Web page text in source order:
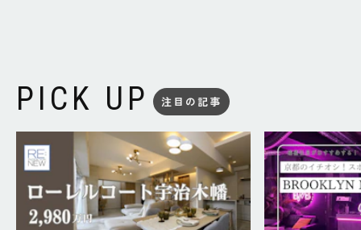
PICK UP 注目の記事